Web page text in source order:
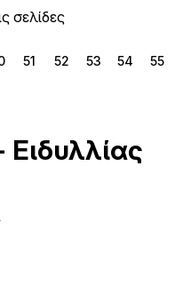
σελίδες
51 52 53 54 55